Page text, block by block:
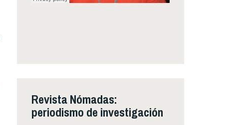
Revista Nómadas:
periodismo de investigación